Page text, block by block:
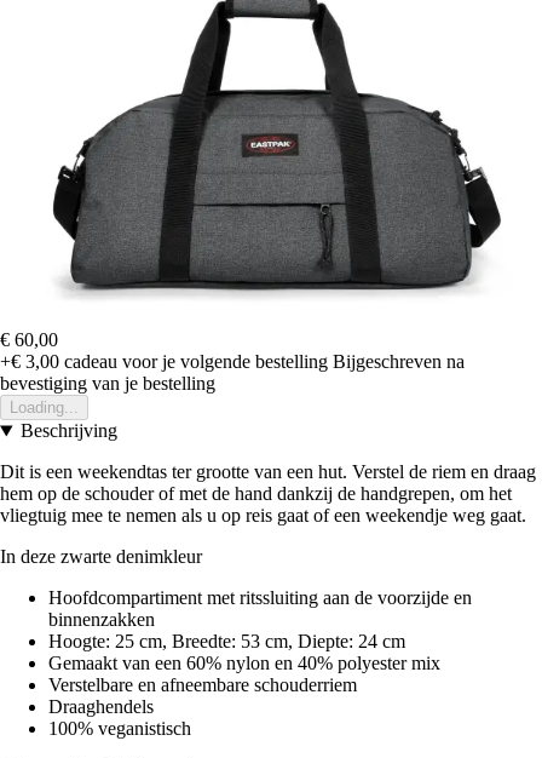
€ 60,00
+€ 3,00 cadeau voor je volgende bestelling Bijgeschreven na
bevestiging van je bestelling
Loading...
Beschrijving
Dit is een weekendtas ter grootte van een hut. Verstel de riem en draag
hem op de schouder of met de hand dankzij de handgrepen, om het
vliegtuig mee te nemen als u op reis gaat of een weekendje weg gaat.
In deze zwarte denimkleur
Hoofdcompartiment met ritssluiting aan de voorzijde en
binnenzakken
Hoogte: 25 cm, Breedte: 53 cm, Diepte: 24 cm
Gemaakt van een 60% nylon en 40% polyester mix
Verstelbare en afneembare schouderriem
Draaghendels
100% veganistisch